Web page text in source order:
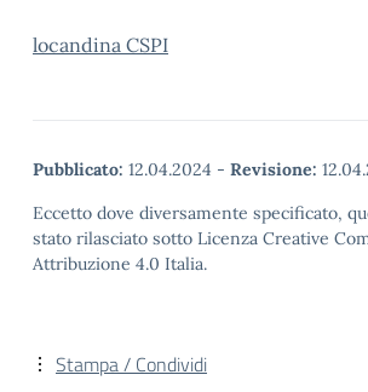
locandina CSPI
Pubblicato: 12.04.2024 - Revisione:
Eccetto dove diversamente specificato,
stato rilasciato sotto Licenza Creative
Attribuzione 4.0 Italia.
Stampa / Condividi